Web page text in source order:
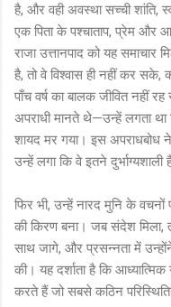
है, और वही अवस्था सच्ची
एक पिता के पश्चाताप, प्रेम और
राजा उत्तानपाद को यह समाचार
है, तो वे विश्वास ही नहीं कर
पाँच वर्ष का बालक जीवित नहीं
अपराधी मानते थे—उन्हें लगता
शायद मर गया। इस अपराधबोध
उन्हें लगा कि वे इतने
फिर भी, उन्हें नारद मुनि के वचनों
की किरण बना। जब संदेश
साथ जागे, और प्रसन्नता में
की। यह दर्शाता है कि
करते हैं जो सबसे कठिन